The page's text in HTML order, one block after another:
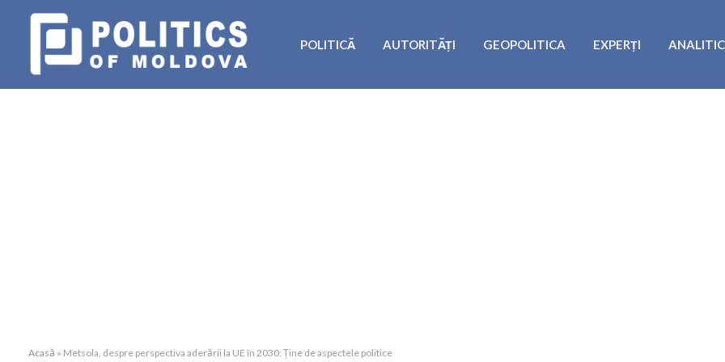
POLITICĂ AUTORITĂȚI GEOPOLITICA EXPERȚI
Acasă » Metsola, despre perspectiva aderării la UE în 2030: Ține de aspectele politice